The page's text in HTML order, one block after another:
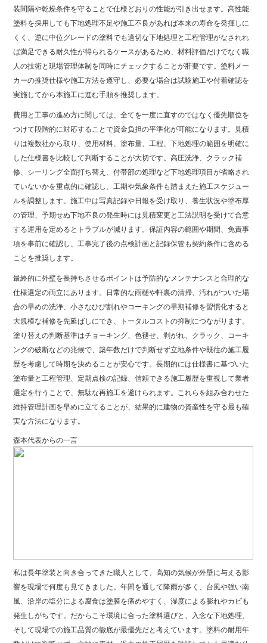
装間隔や乾燥条件を守ることで仕様どおりの性能が引き出せます。高性能
塗料を採用しても下地処理不足や施工不良があれば本来の寿命を発揮しに
くく、逆に中位グレードの塗料でも適切な下地処理と工程管理がなされれ
ば満足できる耐久性が得られるケースがあるため、材料評価だけでなく職
人の技術と現場管理体制を同時にチェックすることが肝要です。塗料メー
カーの推奨仕様や施工方法を遵守し、必要な場合は試験施工や付着確認を
実施してから本施工に進む手順を推奨します。
費用と工事の進め方に関しては、全てを一度に直すのではなく優先順位を
つけて段階的に対応することで資金負担の平準化が可能になります。見積
りは複数社から取り、使用材料、塗布量、工程、下地処理の範囲を明確に
した仕様書を比較して判断することが大切です。高圧洗浄、クラック補
修、シーリング全面打ち替え、付帯部の処理など下地処理項目が省略され
ていないかを重点的に確認し、工期や気象条件も踏まえた施工スケジュー
ルを調整します。施工中は写真記録や日報を受け取り、養生状況や塗布厚
の管理、予期せぬ下地不良の発生時には見積変更と工法説明を受けて合意
する運用を定めるとトラブルが減ります。保証内容の範囲や期間、免責事
項を事前に確認し、工事完了後の点検計画と記録保管も契約条件に含める
ことを推奨します。
最終的に外壁を長持ちさせるポイントは予防的なメンテナンスと合理的な
仕様選定の両立にあります。日常的な雨樋や軒裏の清掃、汚れがついた場
合の早めの洗浄、小さなひび割れやコーキングの早期補修を習慣化すると
大規模な補修を先延ばしにでき、トータルコストの抑制につながります。
塗り替えの判断基準はチョーキング、色褪せ、剥がれ、クラック、コーキ
ングの破断などの兆候で、築年数だけで判断せず立地条件や既往の施工履
歴を考慮して時期を決めることが安心です。長期的には仕様書に基づいた
塗布量と工程管理、定期点検の記録、信頼できる施工履歴を重視して業者
選定を行うことで、無駄な再施工を避けられます。これらを組み合わせた
維持管理計画を早めに立てることが、結果的に建物の資産性を守る最も確
実な方法になります。
森本代表からの一言
私は長年塗装と向き合ってきた職人として、高知の気候が外壁に与える影
響を現場で何度も見てきました。年間を通して降雨が多く、台風や強い南
風、沿岸の塩分による腐食は塗膜を痛めやすく、湿度による膨れやカビも
発生しがちです。だからこそ環境に合った塗料選びと、入念な下地処理、
そして現場での施工品質の徹底が最優先だと考えています。塗料の耐用年